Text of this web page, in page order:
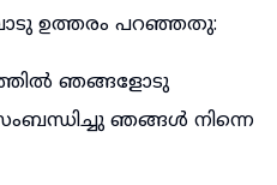
ഉത്തരം പറഞ്ഞതു:
ഞങ്ങളോടു
ഞങ്ങൾ നിന്നെ